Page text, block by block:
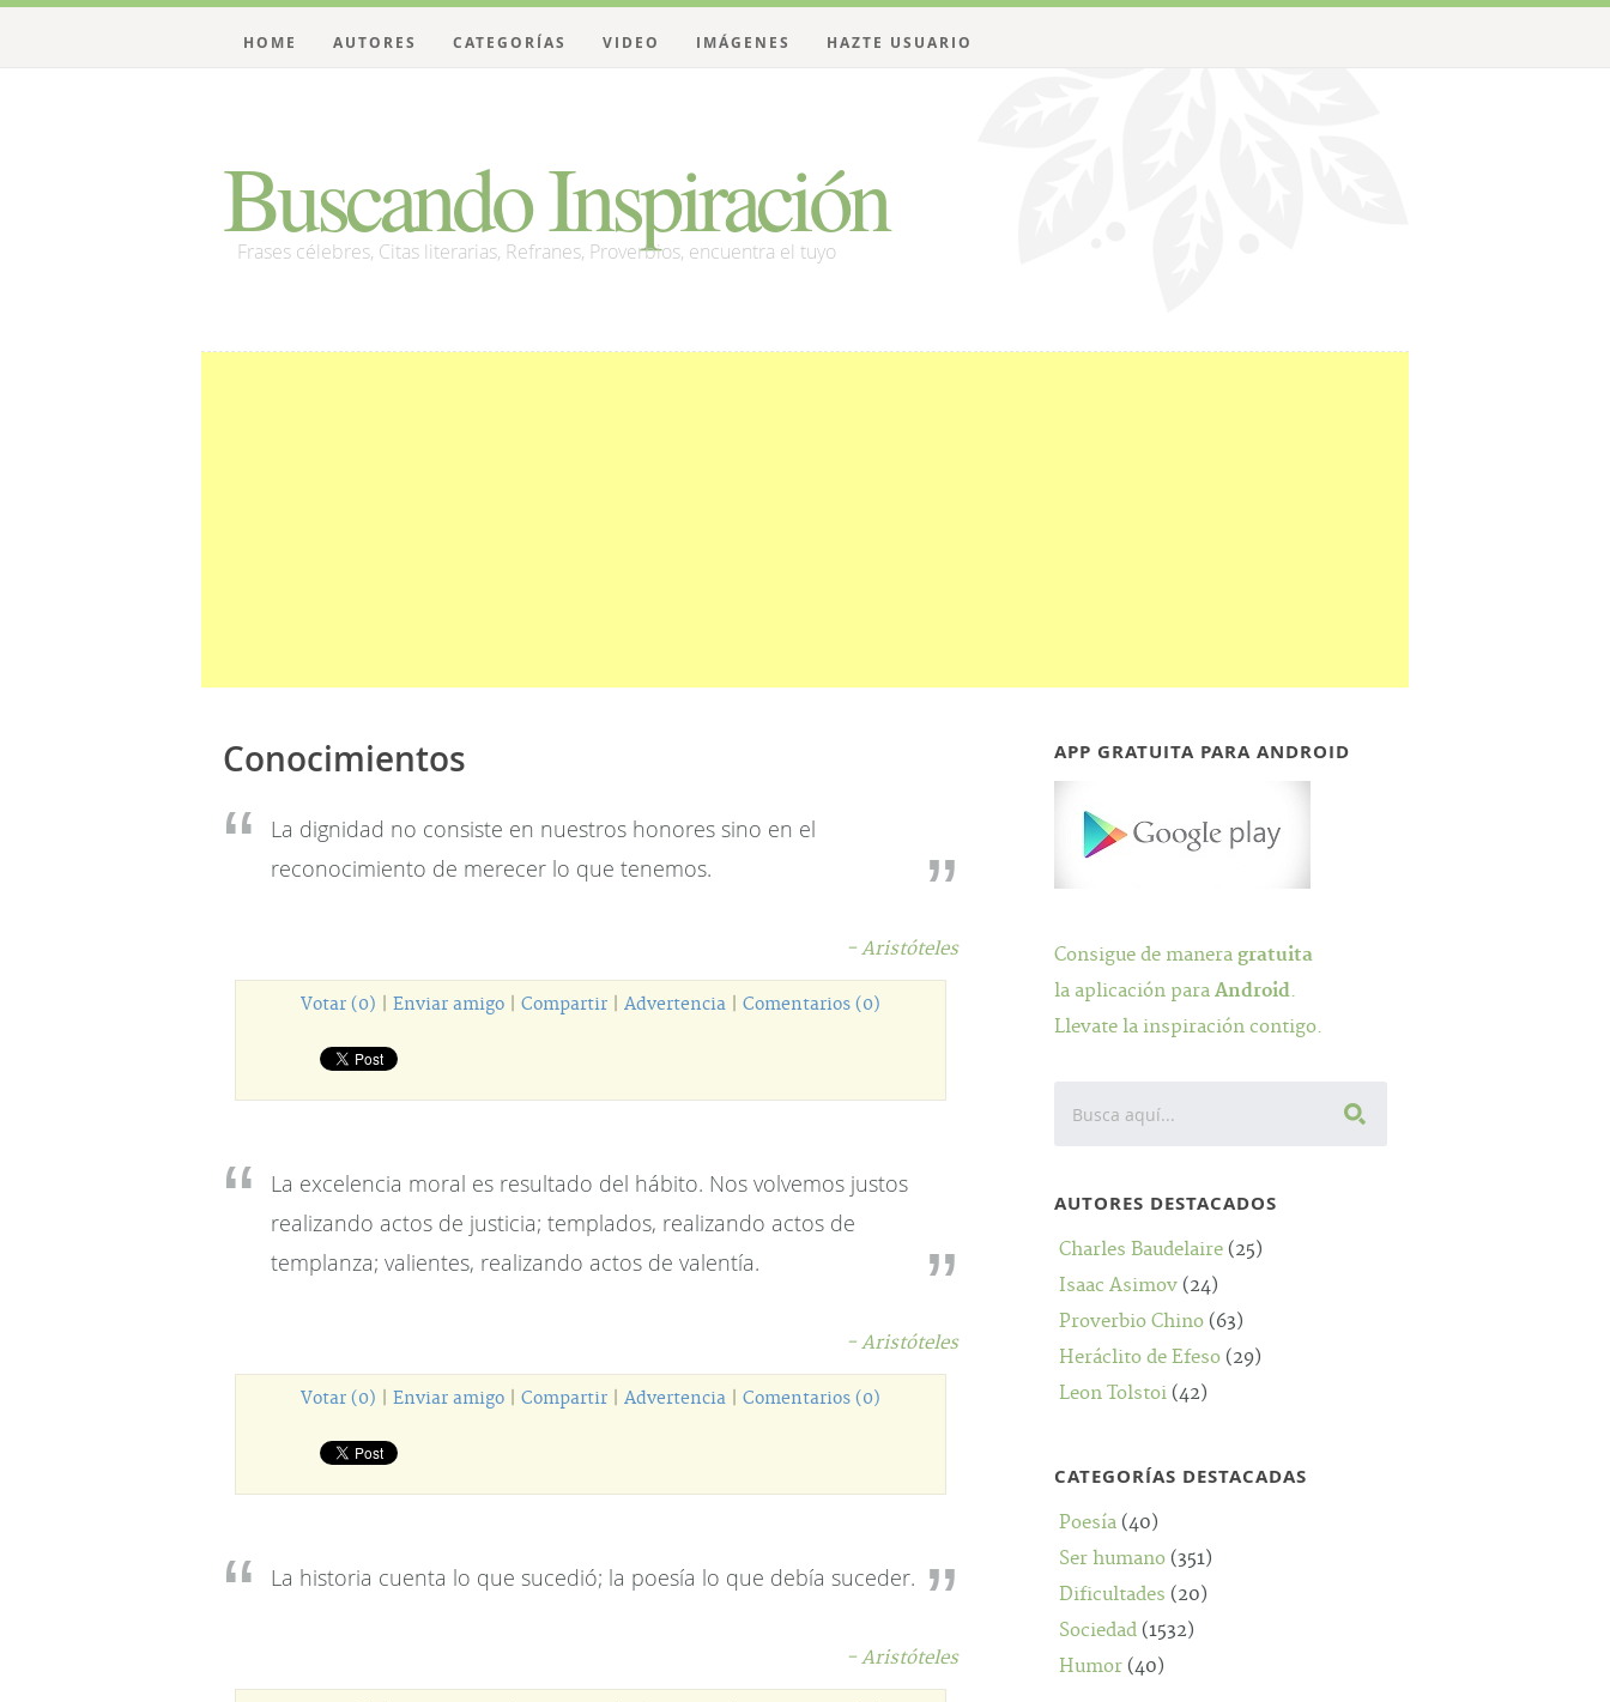
Buscando Inspiración
Frases célebres, Citas literarias, Refranes, Proverbios, encuentra el tuyo
HOME AUTORES CATEGORÍAS VIDEO IMÁGENES HAZTE USUARIO
Conocimientos
La dignidad no consiste en nuestros honores sino en el
reconocimiento de merecer lo que tenemos.
- Aristóteles
Votar (0) Enviar amigo Compartir Advertencia Comentarios (0)
La excelencia moral es resultado del hábito. Nos volvemos justos
realizando actos de justicia; templados, realizando actos de
templanza; valientes, realizando actos de valentía.
- Aristóteles
Votar (0) Enviar amigo Compartir Advertencia Comentarios (0)
La historia cuenta lo que sucedió; la poesía lo que debía suceder.
- Aristóteles
APP GRATUITA PARA ANDROID
Consigue de maneragratuita
la aplicación paraAndroid.
Llevate la inspiración contigo.
AUTORES DESTACADOS
Charles Baudelaire (25)
Isaac Asimov (24)
Proverbio Chino (63)
Heráclito de Efeso (29)
Leon Tolstoi (42)
CATEGORÍAS DESTACADAS
Poesía (40)
Ser humano (351)
Dificultades (20)
Sociedad (1532)
Humor (40)